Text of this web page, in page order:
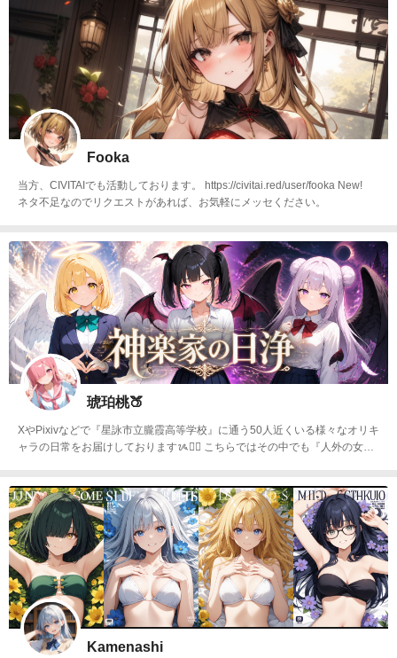
Fooka
当方、CIVITAIでも活動しております。 https://civitai.red/user/fooka New!
ネタ不足なのでリクエストがあれば、お気軽にメッセください。
琥珀桃🍑
XやPixivなどで『星詠市立朧霞高等学校』に通う50人近くいる様々なオリキ
ャラの日常をお届けしておりますᝰ✍🏻 こちらではその中でも『人外の女の
知能体 アリスの冥土な日常
Kamenashi